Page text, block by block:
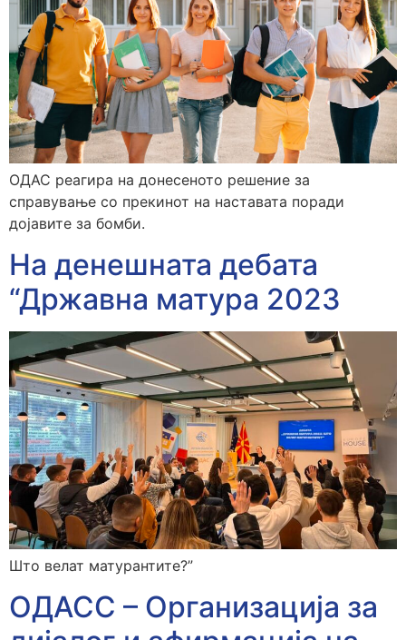
ОДАС реагира на донесеното решение за
справување со прекинот на наставата поради
дојавите за бомби.
На денешната дебата
“Државна матура 2023
Што велат матурантите?”
ОДАСС – Организација за